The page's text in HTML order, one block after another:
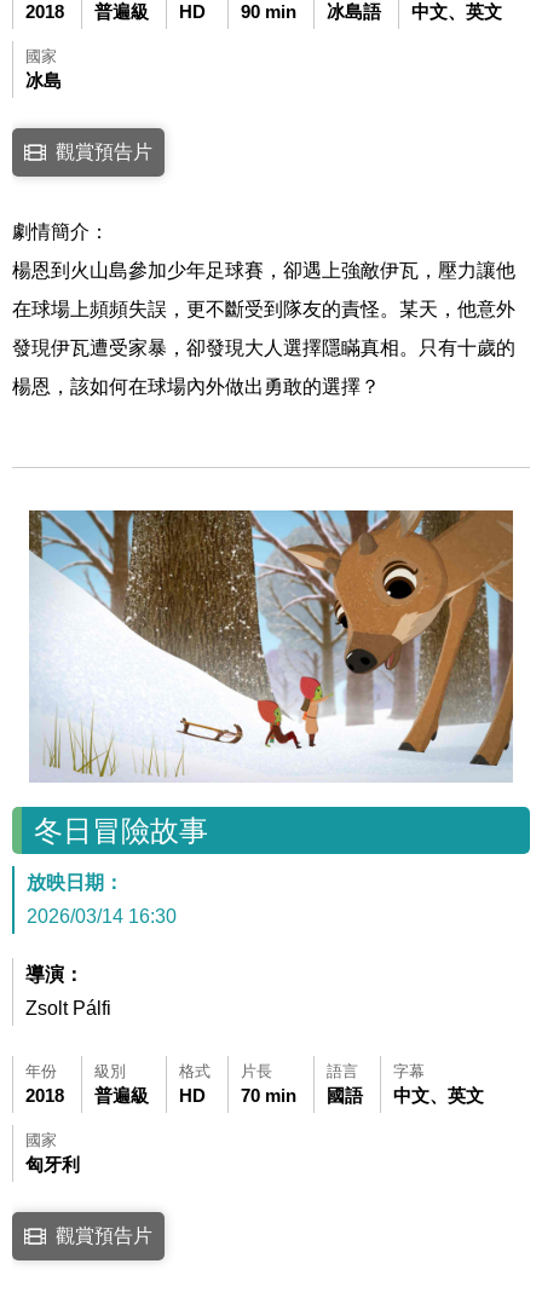
2018 普遍級 HD 90 min 冰島語 中文、英文
國家
冰島
點擊下列連結開啟視窗後，可使用鍵盤Tab鍵移至影片中央播放鍵，再
連結至Youtube網站觀看此影片(開新視窗)
觀賞預告片
劇情簡介：
楊恩到火山島參加少年足球賽，卻遇上強敵伊瓦，壓力讓他
在球場上頻頻失誤，更不斷受到隊友的責怪。某天，他意外
發現伊瓦遭受家暴，卻發現大人選擇隱瞞真相。只有十歲的
楊恩，該如何在球場內外做出勇敢的選擇？
冬日冒險故事
放映日期：
2026/03/14 16:30
導演：
Zsolt Pálfi
年份
2018
級別
普遍級
格式
HD
片長
70 min
語言
國語
字幕
中文、英文
國家
匈牙利
點擊下列連結開啟視窗後，可使用鍵盤Tab鍵移至影片中央播放鍵，再
連結至Youtube網站觀看此影片(開新視窗)
觀賞預告片